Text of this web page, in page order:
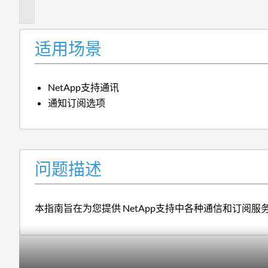
适用场景
NetApp支持通讯
通知订阅选项
问题描述
本指南旨在为您提供 NetApp支持中各种通信和订阅服